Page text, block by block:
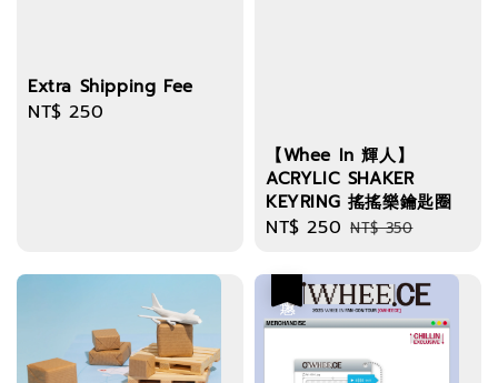
Extra Shipping Fee
Regular
NT$ 250
【Whee In 輝人】
ACRYLIC SHAKER
KEYRING 搖搖樂鑰匙圈
Sale
NT$ 250 Regular
NT$ 350